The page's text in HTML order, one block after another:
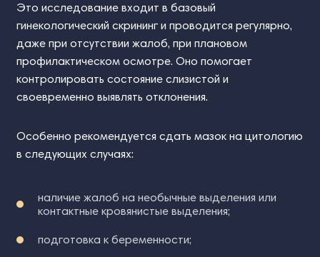
Это исследование входит в базовый
гинекологический скрининг и проводится регулярно,
даже при отсутствии жалоб, при плановом
профилактическом осмотре. Оно помогает
контролировать состояние слизистой и
своевременно выявлять отклонения.
Особенно рекомендуется сдать мазок на цитологию
в следующих случаях:
наличие жалоб на необычные выделения или
контактные кровянистые выделения;
подготовка к беременности;